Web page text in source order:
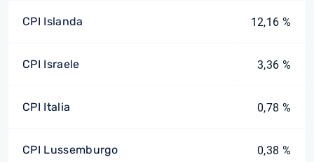
CPI Islanda 12,16 %
CPI Israele 3,36 %
CPI Italia 0,78 %
CPI Lussemburgo 0,38 %